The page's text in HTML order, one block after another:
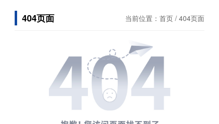
404页面 当前位置： 首页 / 404页面